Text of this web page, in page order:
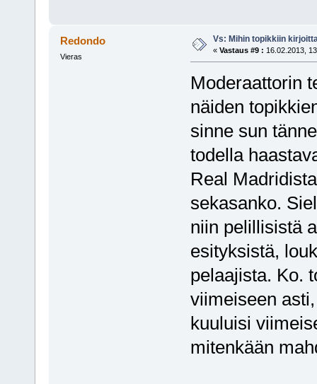
Redondo
Vieras
Vs: Mihin topikkiin
« Vastaus #9 : 16.02.2013,
Moderaattorin
näiden
sinne sun
todella
Real
sekasanko.
niin pelillisistä
esityksistä,
pelaajista. Ko.
viimeiseen
kuuluisi
mitenkään